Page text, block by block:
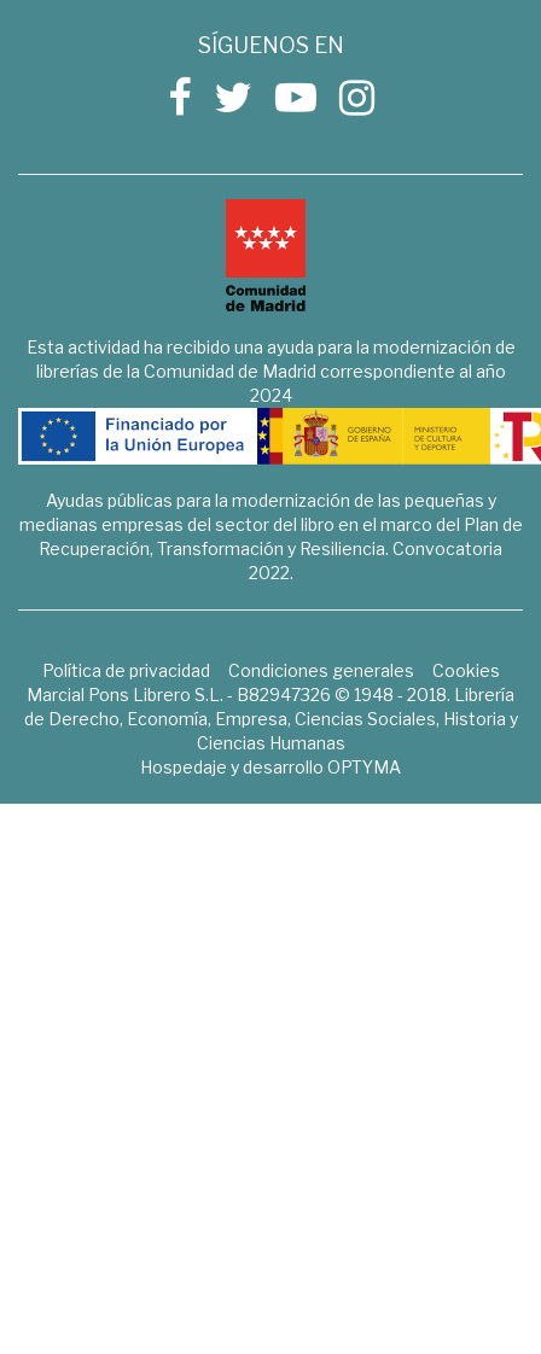
SÍGUENOS EN
Esta actividad ha recibido una ayuda para la modernización de
librerías de la Comunidad de Madrid correspondiente al año
2024
Ayudas públicas para la modernización de las pequeñas y
medianas empresas del sector del libro en el marco del Plan de
Recuperación, Transformación y Resiliencia. Convocatoria
2022.
Política de privacidad Condiciones generales
Cookies
Marcial Pons Librero S.L. - B82947326 © 1948 - 2018. Librería
de Derecho, Economía, Empresa, Ciencias Sociales, Historia y
Ciencias Humanas
Hospedaje y desarrollo OPTYMA